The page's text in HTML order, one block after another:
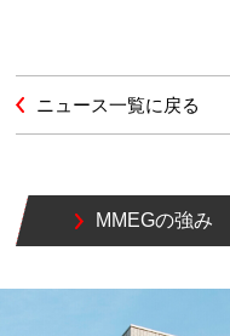
ニュース一覧に戻る
MMEGの強み